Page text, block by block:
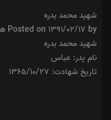
شهید محمد بدره
Posted on 1391/02/17 by هيئت تحريريه
شهید محمد بدره
نام پدر: عباس
تاریخ شهادت: ۱۳۶۵/۱۰/۲۷